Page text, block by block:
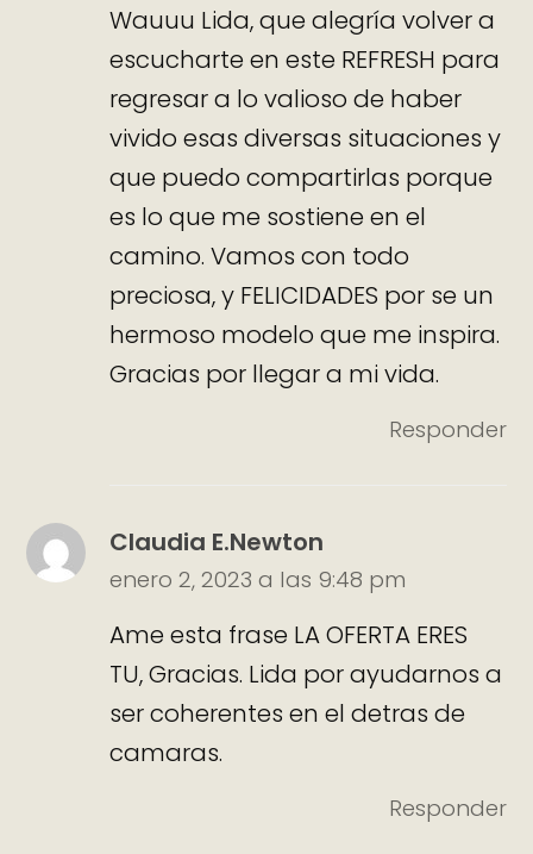
Wauuu Lida, que alegría volver a
escucharte en este REFRESH para
regresar a lo valioso de haber
vivido esas diversas situaciones y
que puedo compartirlas porque
es lo que me sostiene en el
camino. Vamos con todo
preciosa, y FELICIDADES por se un
hermoso modelo que me inspira.
Gracias por llegar a mi vida.
Responder
Claudia E.Newton
enero 2, 2023 a las 9:48 pm
Ame esta frase LA OFERTA ERES
TU, Gracias. Lida por ayudarnos a
ser coherentes en el detras de
camaras.
Responder